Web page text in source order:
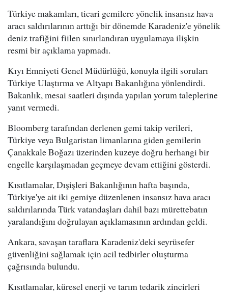
Türkiye makamları, ticari gemilere yönelik insansız hava
aracı saldırılarının arttığı bir dönemde Karadeniz'e yönelik
deniz trafiğini fiilen sınırlandıran uygulamaya ilişkin
resmi bir açıklama yapmadı.
Kıyı Emniyeti Genel Müdürlüğü, konuyla ilgili soruları
Türkiye Ulaştırma ve Altyapı Bakanlığına yönlendirdi.
Bakanlık, mesai saatleri dışında yapılan yorum taleplerine
yanıt vermedi.
Bloomberg tarafından derlenen gemi takip verileri,
Türkiye veya Bulgaristan limanlarına giden gemilerin
Çanakkale Boğazı üzerinden kuzeye doğru herhangi bir
engelle karşılaşmadan geçmeye devam ettiğini gösterdi.
Kısıtlamalar, Dışişleri Bakanlığının hafta başında,
Türkiye'ye ait iki gemiye düzenlenen insansız hava aracı
saldırılarında Türk vatandaşları dahil bazı mürettebatın
yaralandığını doğrulayan açıklamasının ardından geldi.
Ankara, savaşan taraflara Karadeniz'deki seyrüsefer
güvenliğini sağlamak için acil tedbirler oluşturma
çağrısında bulundu.
Kısıtlamalar, küresel enerji ve tarım tedarik zincirleri